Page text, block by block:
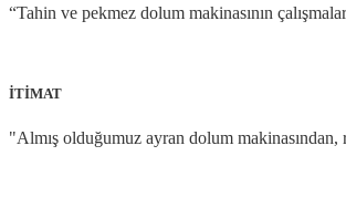
“Tahin ve pekmez dolum makinasının
İTİMAT
"Almış olduğumuz ayran dolum makinasından,